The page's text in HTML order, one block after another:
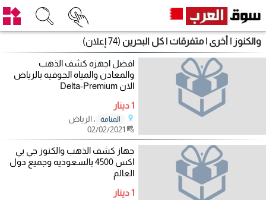
والكنوز | أخرى | متفرقات | كل البحرين (74 إعلان)
افضل اجهزه كشف الذهب
والمعادن والمياه الجوفيه بالرياض
الان Delta-Premium
1 دينار
المنامة
، الرياض
جهاز كشف الذهب والكنوز جي بي
اكس 4500 بالسعوديه وجميع دول
العالم
1 دينار